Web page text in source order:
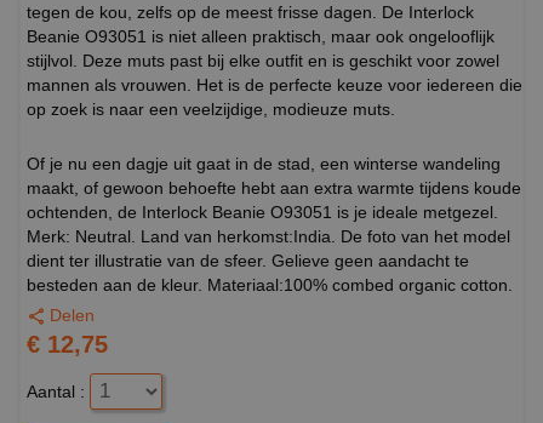
tegen de kou, zelfs op de meest frisse dagen. De Interlock
Beanie O93051 is niet alleen praktisch, maar ook ongelooflijk
stijlvol. Deze muts past bij elke outfit en is geschikt voor zowel
mannen als vrouwen. Het is de perfecte keuze voor iedereen die
op zoek is naar een veelzijdige, modieuze muts.
Of je nu een dagje uit gaat in de stad, een winterse wandeling
maakt, of gewoon behoefte hebt aan extra warmte tijdens koude
ochtenden, de Interlock Beanie O93051 is je ideale metgezel.
Merk: Neutral. Land van herkomst:India. De foto van het model
dient ter illustratie van de sfeer. Gelieve geen aandacht te
besteden aan de kleur. Materiaal:100% combed organic cotton.
Delen
€ 12,75
Aantal :